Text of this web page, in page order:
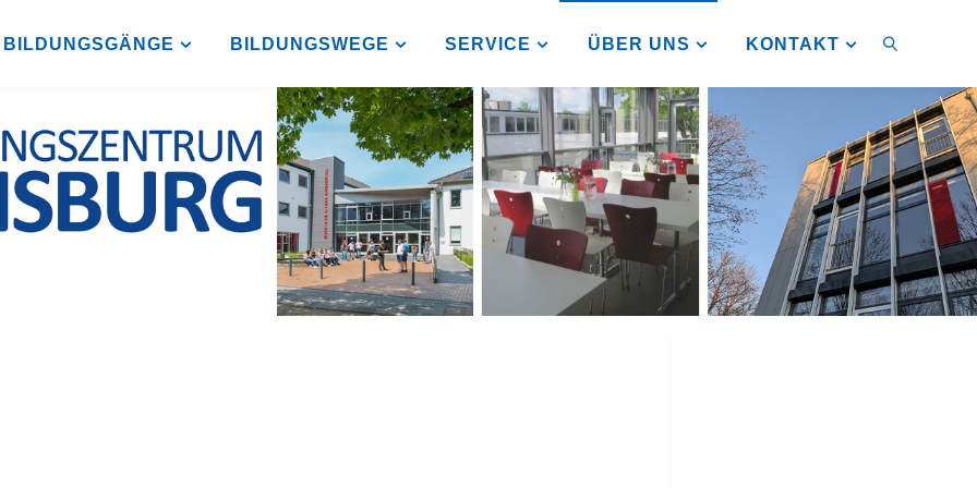
BILDUNGSGÄNGE BILDUNGSWEGE SERVICE ÜBER UNS KONTAKT
SUCHEN